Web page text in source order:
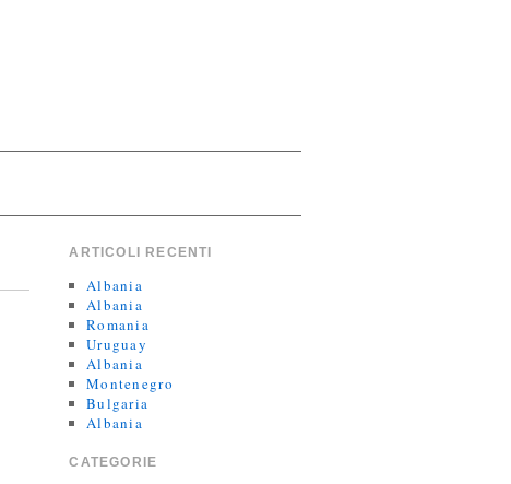
ARTICOLI RECENTI
Albania
Albania
Romania
Uruguay
Albania
Montenegro
Bulgaria
Albania
CATEGORIE